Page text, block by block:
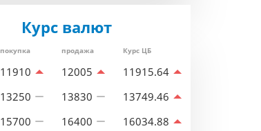
Курс валют
покупка продажа Курс ЦБ
11910 12005 11915.64
13250 13830 13749.46
15700 16400 16034.88